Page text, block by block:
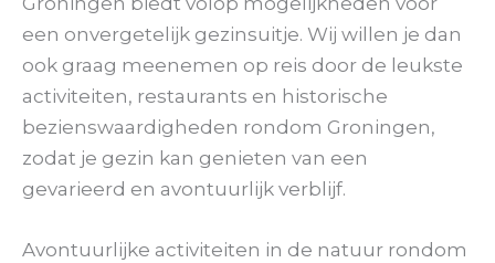
een onvergetelijk gezinsuitje. Wij willen je dan
ook graag meenemen op reis door de leukste
activiteiten, restaurants en historische
bezienswaardigheden rondom Groningen,
zodat je gezin kan genieten van een
gevarieerd en avontuurlijk verblijf.
Avontuurlijke activiteiten in de natuur rondom